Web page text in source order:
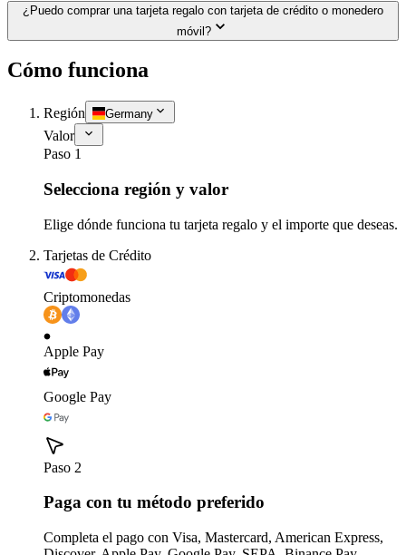
¿Puedo comprar una tarjeta regalo con tarjeta de crédito o monedero
móvil?
Cómo funciona
Región Germany
Valor
Paso 1
Selecciona región y valor
Elige dónde funciona tu tarjeta regalo y el importe que deseas.
Tarjetas de Crédito
Criptomonedas
Apple Pay
Google Pay
Paso 2
Paga con tu método preferido
Completa el pago con Visa, Mastercard, American Express,